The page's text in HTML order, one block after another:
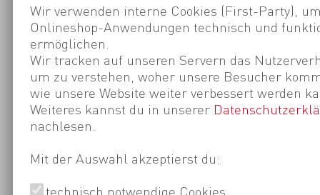
Wir verwenden interne Cookies (First-Party),
Onlineshop-Anwendungen technisch und
ermöglichen.
Wir tracken auf unseren Servern das
um zu verstehen, woher unsere Besucher
wie unsere Website weiter verbessert werden
Weiteres kannst du in unserer
nachlesen.
Mit der Auswahl akzeptierst du:
technisch notwendige Cookies